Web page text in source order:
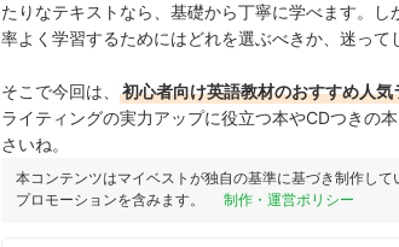
たりなテキストなら、基礎から丁寧に学べます。
率よく学習するためにはどれを選ぶべきか、迷って
そこで今回は、 初心者向け英語教材のおすすめ人気
ライティングの実力アップに役立つ本やCDつきの
さいね。
本コンテンツはマイベストが独自の基準に基づき制作して
プロモーションを含みます。
制作・運営ポリシー